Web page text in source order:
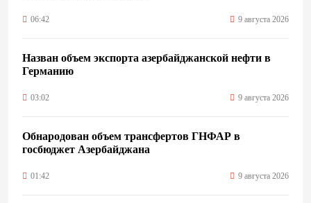
06:42 9 августа 2026
Назван объем экспорта азербайджанской нефти в
Германию
03:02 9 августа 2026
Обнародован объем трансфертов ГНФАР в
госбюджет Азербайджана
01:42 9 августа 2026